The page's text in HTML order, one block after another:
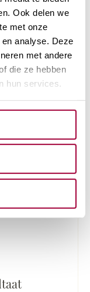
Ook delen we
met onze
analyse. Deze
met andere
die ze hebben
hun services.
en
zoals
en Obagi
meer
zijn voor
gratis en
Onze
verder!